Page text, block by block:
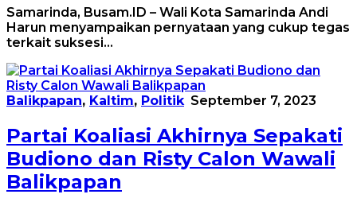
Samarinda, Busam.ID – Wali Kota Samarinda Andi
Harun menyampaikan pernyataan yang cukup tegas
terkait suksesi…
Balikpapan, Kaltim, Politik September 7, 2023
Partai Koaliasi Akhirnya Sepakati
Budiono dan Risty Calon Wawali
Balikpapan